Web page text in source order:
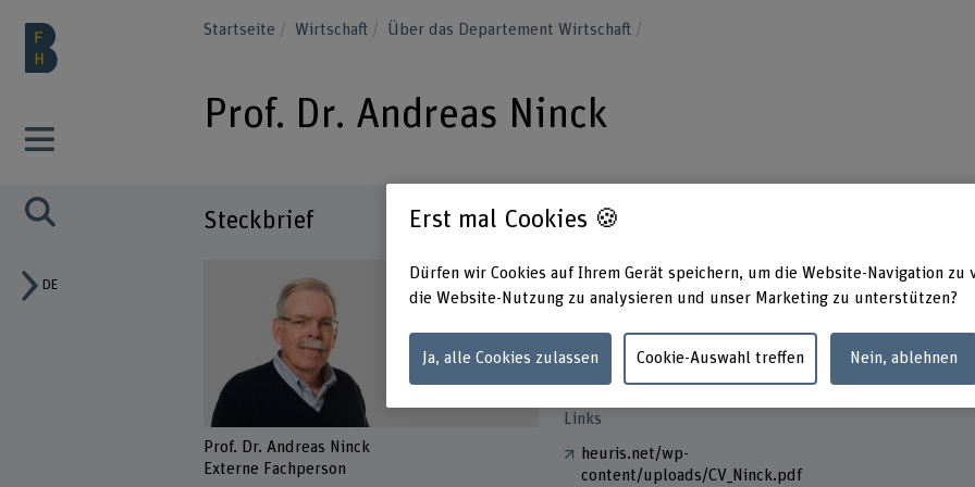
DE
Startseite Wirtschaft Über das Departement Wirtschaft
Prof. Dr. Andreas Ninck
Steckbrief
Prof. Dr. Andreas Ninck
Externe Fachperson
Kontakt
www.bfh.ch/de/andreas-ninck
Links
heuris.net/wp-
content/uploads/CV_Ninck.pdf
Berner
3005
Erst mal Cookies 🍪
Dürfen wir Cookies auf Ihrem Gerät speichern, um die Website-Navigation zu
die Website-Nutzung zu analysieren und unser Marketing zu unterstützen?
Ja, alle Cookies zulassen Cookie-Auswahl treffen Nein, ablehnen